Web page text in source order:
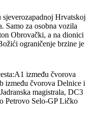
Hrvatskoj
Samo za osobna vozila
Obrovački, a na dionici
ograničenje brzine je
između čvorova
između čvorova Delnice i
magistrala, DC3
Petrovo Selo-GP Ličko